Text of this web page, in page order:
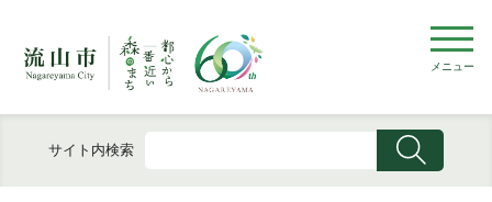
メニュー
サイト内検索